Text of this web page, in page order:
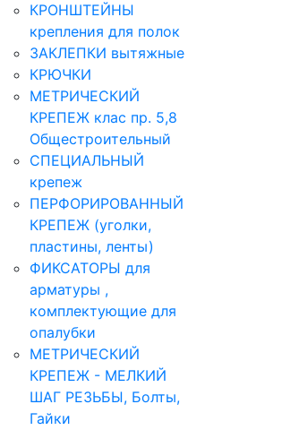
КРОНШТЕЙНЫ
крепления для полок
ЗАКЛЕПКИ вытяжные
КРЮЧКИ
МЕТРИЧЕСКИЙ
КРЕПЕЖ клас пр. 5,8
Общестроительный
СПЕЦИАЛЬНЫЙ
крепеж
ПЕРФОРИРОВАННЫЙ
КРЕПЕЖ (уголки,
пластины, ленты)
ФИКСАТОРЫ для
арматуры ,
комплектующие для
опалубки
МЕТРИЧЕСКИЙ
КРЕПЕЖ - МЕЛКИЙ
ШАГ РЕЗЬБЫ, Болты,
Гайки